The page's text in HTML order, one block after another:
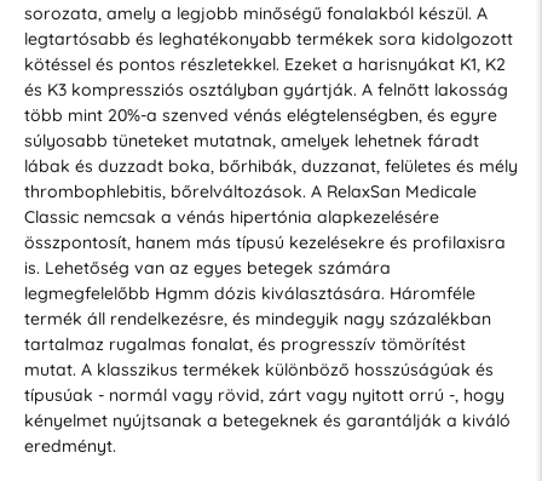
sorozata, amely a legjobb minőségű fonalakból készül. A
legtartósabb és leghatékonyabb termékek sora kidolgozott
kötéssel és pontos részletekkel. Ezeket a harisnyákat K1, K2
és K3 kompressziós osztályban gyártják. A felnőtt lakosság
több mint 20%-a szenved vénás elégtelenségben, és egyre
súlyosabb tüneteket mutatnak, amelyek lehetnek fáradt
lábak és duzzadt boka, bőrhibák, duzzanat, felületes és mély
thrombophlebitis, bőrelváltozások. A RelaxSan Medicale
Classic nemcsak a vénás hipertónia alapkezelésére
összpontosít, hanem más típusú kezelésekre és profilaxisra
is. Lehetőség van az egyes betegek számára
legmegfelelőbb Hgmm dózis kiválasztására. Háromféle
termék áll rendelkezésre, és mindegyik nagy százalékban
tartalmaz rugalmas fonalat, és progresszív tömörítést
mutat. A klasszikus termékek különböző hosszúságúak és
típusúak - normál vagy rövid, zárt vagy nyitott orrú -, hogy
kényelmet nyújtsanak a betegeknek és garantálják a kiváló
eredményt.